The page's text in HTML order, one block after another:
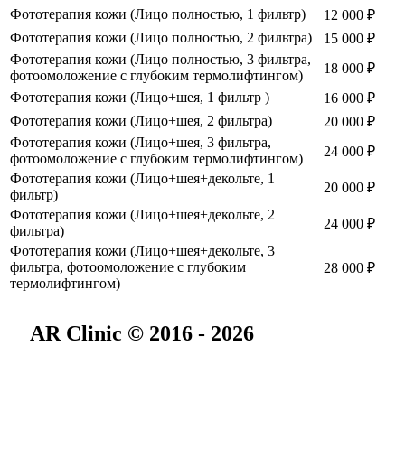
Фототерапия кожи (Лицо полностью, 1 фильтр)
12 000 ₽
Фототерапия кожи (Лицо полностью, 2 фильтра)
15 000 ₽
Фототерапия кожи (Лицо полностью, 3 фильтра,
фотоомоложение с глубоким термолифтингом)
18 000 ₽
Фототерапия кожи (Лицо+шея, 1 фильтр )
16 000 ₽
Фототерапия кожи (Лицо+шея, 2 фильтра)
20 000 ₽
Фототерапия кожи (Лицо+шея, 3 фильтра,
фотоомоложение с глубоким термолифтингом)
24 000 ₽
Фототерапия кожи (Лицо+шея+декольте, 1
фильтр)
20 000 ₽
Фототерапия кожи (Лицо+шея+декольте, 2
фильтра)
24 000 ₽
Фототерапия кожи (Лицо+шея+декольте, 3
фильтра, фотоомоложение с глубоким
термолифтингом)
28 000 ₽
AR Clinic © 2016 - 2026